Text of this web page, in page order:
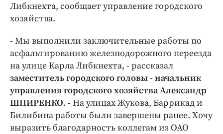
Либкнехта, сообщает управление городского
хозяйства.
- Мы выполнили заключительные работы по
асфальтированию железнодорожного переезда
на улице Карла Либкнехта, - рассказал
заместитель городского головы - начальник
управления городского хозяйства Александр
ШПИРЕНКО. - На улицах Жукова, Баррикад и
Билибина работы были завершены ранее. Хочу
выразить благодарность коллегам из ОАО